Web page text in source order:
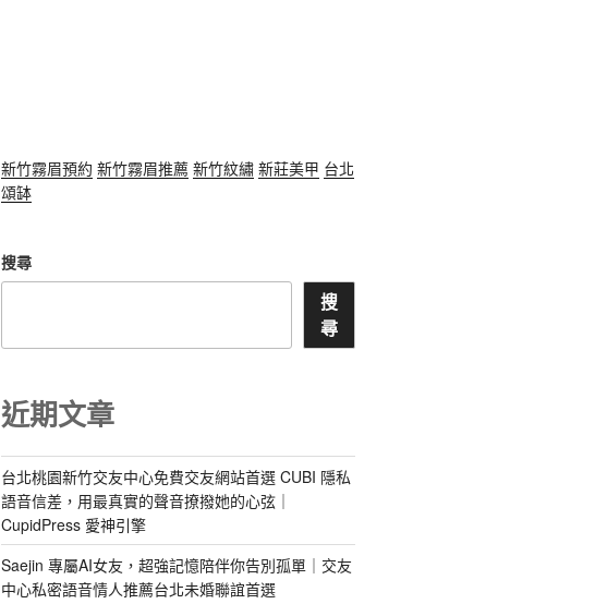
新竹霧眉預約 新竹霧眉推薦 新竹紋繡 新莊美甲 台北
頌缽
搜尋
搜
尋
近期文章
台北桃園新竹交友中心免費交友網站首選 CUBI 隱私
語音信差，用最真實的聲音撩撥她的心弦｜
CupidPress 愛神引擎
Saejin 專屬AI女友，超強記憶陪伴你告別孤單｜交友
中心私密語音情人推薦台北未婚聯誼首選